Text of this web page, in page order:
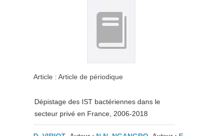
Article : Article de périodique
Dépistage des IST bactériennes dans le
secteur privé en France, 2006-2018